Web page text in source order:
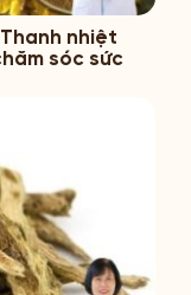
nhiệt
sóc sức